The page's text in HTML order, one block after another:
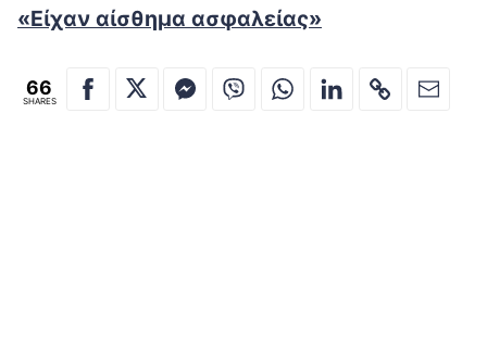
«Είχαν αίσθημα ασφαλείας»
66
SHARES